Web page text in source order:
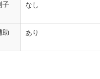
子
なし
助
あり